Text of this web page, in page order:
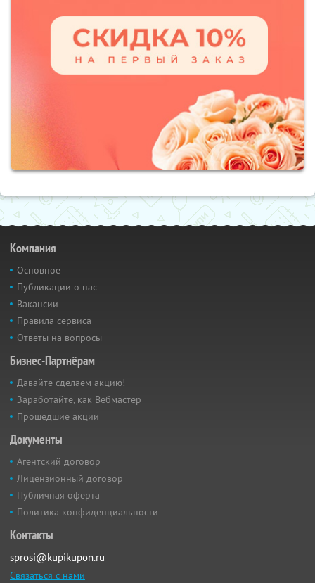
Компания
Основное
Публикации о нас
Вакансии
Правила сервиса
Ответы на вопросы
Бизнес-Партнёрам
Давайте сделаем акцию!
Заработайте, как Вебмастер
Прошедшие акции
Документы
Агентский договор
Лицензионный договор
Публичная оферта
Политика конфиденциальности
Контакты
sprosi@kupikupon.ru
Связаться с нами